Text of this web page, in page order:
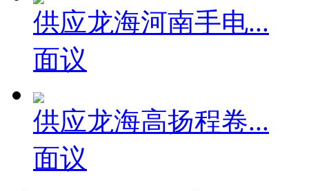
供应龙海河南手电...
面议
供应龙海高扬程卷...
面议